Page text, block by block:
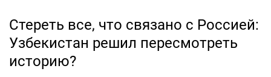
Стереть все, что связано с Россией:
Узбекистан решил пересмотреть
историю?